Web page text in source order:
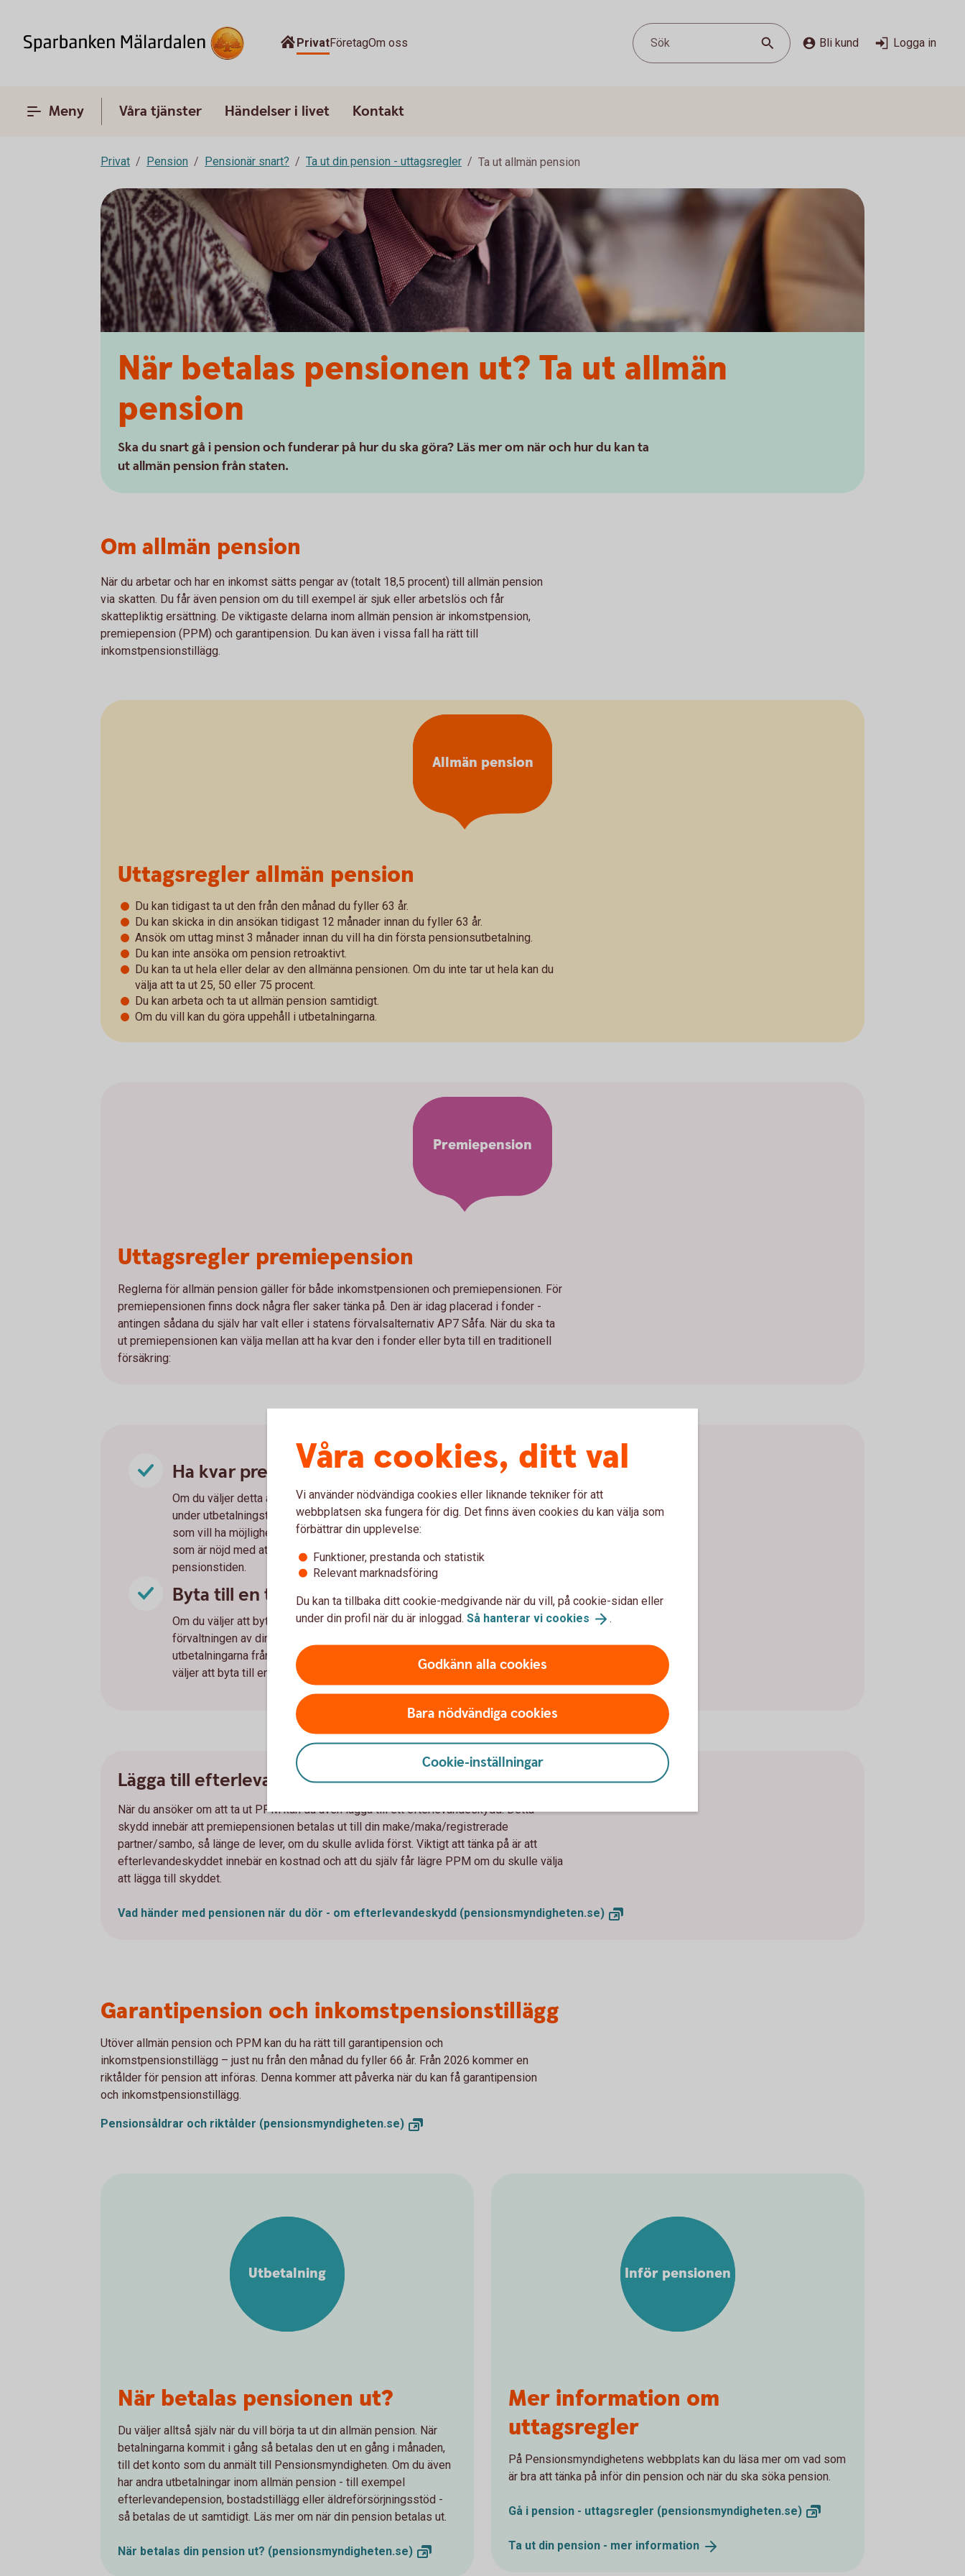
PrivatFöretagOm oss Sök Bli kund Logga in
Meny Våra tjänster Händelser i livet Kontakt
Privat Pension Pensionär snart? Ta ut din pension - uttagsregler Ta ut allmän pension
När betalas pensionen ut? Ta ut allmän
pension
Ska du snart gå i pension och funderar på hur du ska göra? Läs mer om när och hur du kan ta
ut allmän pension från staten.
Om allmän pension
När du arbetar och har en inkomst sätts pengar av (totalt 18,5 procent) till allmän pension
via skatten. Du får även pension om du till exempel är sjuk eller arbetslös och får
skattepliktig ersättning. De viktigaste delarna inom allmän pension är inkomstpension,
premiepension (PPM) och garantipension. Du kan även i vissa fall ha rätt till
inkomstpensionstillägg.
Allmän pension
Uttagsregler allmän pension
Du kan tidigast ta ut den från den månad du fyller 63 år.
Du kan skicka in din ansökan tidigast 12 månader innan du fyller 63 år.
Ansök om uttag minst 3 månader innan du vill ha din första pensionsutbetalning.
Du kan inte ansöka om pension retroaktivt.
Du kan ta ut hela eller delar av den allmänna pensionen. Om du inte tar ut hela kan du
välja att ta ut 25, 50 eller 75 procent.
Du kan arbeta och ta ut allmän pension samtidigt.
Om du vill kan du göra uppehåll i utbetalningarna.
Premiepension
Uttagsregler premiepension
Reglerna för allmän pension gäller för både inkomstpensionen och premiepensionen. För
premiepensionen finns dock några fler saker tänka på. Den är idag placerad i fonder -
antingen sådana du själv har valt eller i statens förvalsalternativ AP7 Såfa. När du ska ta
ut premiepensionen kan välja mellan att ha kvar den i fonder eller byta till en traditionell
försäkring:
Ha kvar premiepension i fonder
Om du väljer detta alternativ kan du själv påverka vilken fond eller vilka fonder du har
under utbetalningstiden. Att ha kvar premiepensionen i fonder/fondförsäkring passar dig
som vill ha möjlighet att välja fonder och risknivå själv. Det är också ett alternativ för dig
som är nöjd med att ha AP7 Såfa – en fond där risken minskar successivt under hela
pensionstiden.
Byta till en traditionell försäkring
Om du väljer att byta till en traditionell försäkring så tar Pensionsmyndigheten över
förvaltningen av din pension. Detta val passar dig som vill ha en garanti på att
utbetalningarna från premiepensionen inte sjunker kraftigt från ett år till ett annat. Om du
väljer att byta till en traditionell försäkring kan du inte byta tillbaka sen.
Lägga till efterlevandeskydd eller inte?
När du ansöker om att ta ut PPM kan du även lägga till ett efterlevandeskydd. Detta
skydd innebär att premiepensionen betalas ut till din make/maka/registrerade
partner/sambo, så länge de lever, om du skulle avlida först. Viktigt att tänka på är att
efterlevandeskyddet innebär en kostnad och att du själv får lägre PPM om du skulle välja
att lägga till skyddet.
Vad händer med pensionen när du dör - om efterlevandeskydd (pensionsmyndigheten.se)
Garantipension och inkomstpensionstillägg
Utöver allmän pension och PPM kan du ha rätt till garantipension och
inkomstpensionstillägg – just nu från den månad du fyller 66 år. Från 2026 kommer en
riktålder för pension att införas. Denna kommer att påverka när du kan få garantipension
och inkomstpensionstillägg.
Pensionsåldrar och riktålder (pensionsmyndigheten.se)
Utbetalning
När betalas pensionen ut?
Du väljer alltså själv när du vill börja ta ut din allmän pension. När
betalningarna kommit i gång så betalas den ut en gång i månaden,
till det konto som du anmält till Pensionsmyndigheten. Om du även
har andra utbetalningar inom allmän pension - till exempel
efterlevandepension, bostadstillägg eller äldreförsörjningsstöd -
så betalas de ut samtidigt. Läs mer om när din pension betalas ut.
När betalas din pension ut? (pensionsmyndigheten.se)
Inför pensionen
Mer information om
uttagsregler
På Pensionsmyndighetens webbplats kan du läsa mer om vad som
är bra att tänka på inför din pension och när du ska söka pension.
Gå i pension - uttagsregler (pensionsmyndigheten.se)
Ta ut din pension - mer information
Våra cookies, ditt val
Vi använder nödvändiga cookies eller liknande tekniker för att
webbplatsen ska fungera för dig. Det finns även cookies du kan välja som
förbättrar din upplevelse:
Funktioner, prestanda och statistik
Relevant marknadsföring
Du kan ta tillbaka ditt cookie-medgivande när du vill, på cookie-sidan eller
under din profil när du är inloggad. Så hanterar vi cookies .
Godkänn alla cookies
Bara nödvändiga cookies
Cookie-inställningar